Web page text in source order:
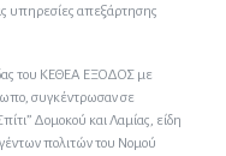
υπηρεσίες απεξάρτησης
του ΚΕΘΕΑ ΕΞΟΔΟΣ με
συγκέντρωσαν σε
Δομοκού και Λαμίας, είδη
πολιτών του Νομού